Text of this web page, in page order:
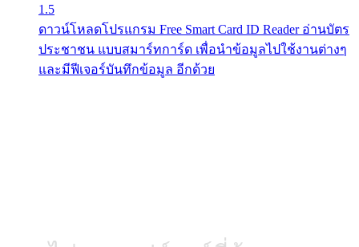
1.5
ดาวน์โหลดโปรแกรม Free Smart Card ID Reader อ่านบัตร
ประชาชน แบบสมาร์ทการ์ด เพื่อนำข้อมูลไปใช้งานต่างๆ
และมีฟีเจอร์บันทึกข้อมูล อีกด้วย